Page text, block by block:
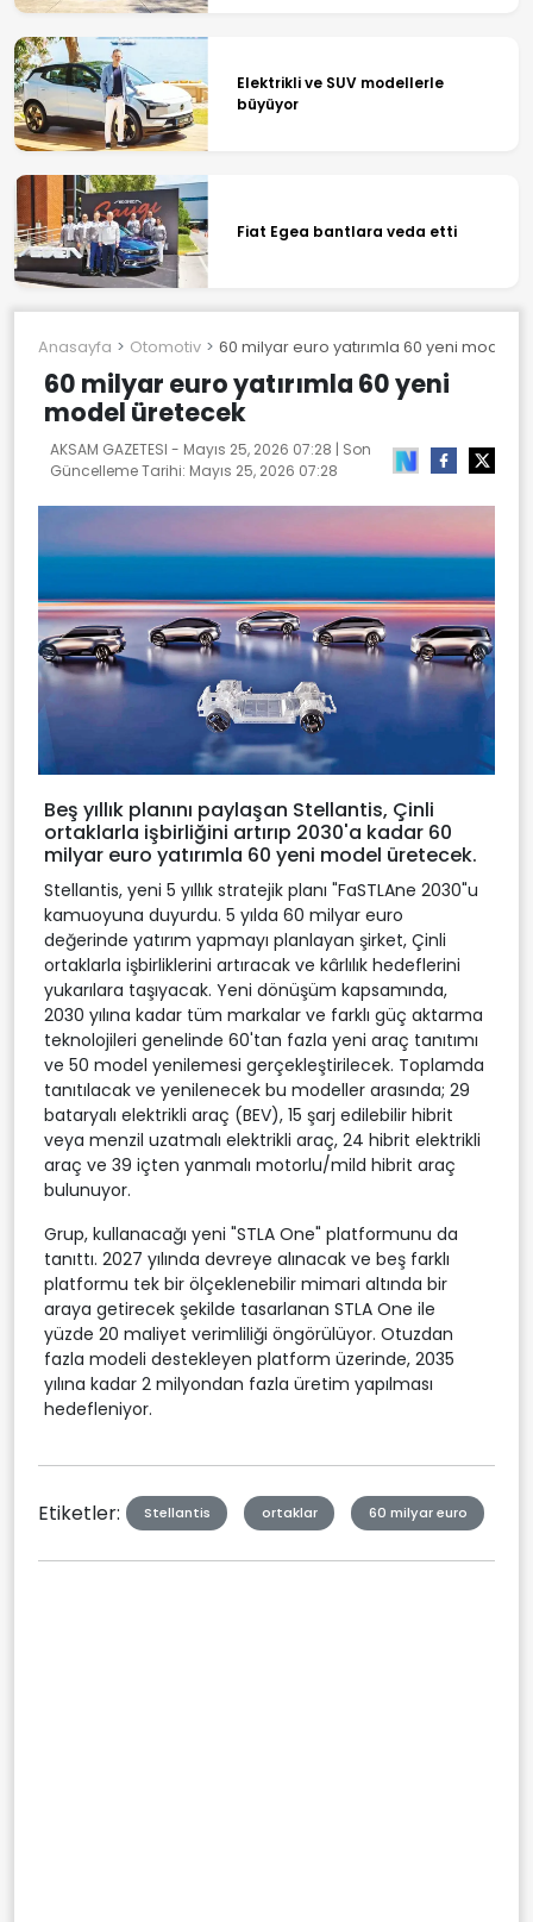
Elektrikli ve SUV modellerle
büyüyor
Fiat Egea bantlara veda etti
Anasayfa Otomotiv 60 milyar euro yatırımla 60 yeni model
60 milyar euro yatırımla 60 yeni
model üretecek
AKSAM GAZETESI - Mayıs 25, 2026 07:28 | Son
Güncelleme Tarihi: Mayıs 25, 2026 07:28
Beş yıllık planını paylaşan Stellantis, Çinli
ortaklarla işbirliğini artırıp 2030'a kadar 60
milyar euro yatırımla 60 yeni model üretecek.
Stellantis, yeni 5 yıllık stratejik planı "FaSTLAne 2030"u
kamuoyuna duyurdu. 5 yılda 60 milyar euro
değerinde yatırım yapmayı planlayan şirket, Çinli
ortaklarla işbirliklerini artıracak ve kârlılık hedeflerini
yukarılara taşıyacak. Yeni dönüşüm kapsamında,
2030 yılına kadar tüm markalar ve farklı güç aktarma
teknolojileri genelinde 60'tan fazla yeni araç tanıtımı
ve 50 model yenilemesi gerçekleştirilecek. Toplamda
tanıtılacak ve yenilenecek bu modeller arasında; 29
bataryalı elektrikli araç (BEV), 15 şarj edilebilir hibrit
veya menzil uzatmalı elektrikli araç, 24 hibrit elektrikli
araç ve 39 içten yanmalı motorlu/mild hibrit araç
bulunuyor.
Grup, kullanacağı yeni "STLA One" platformunu da
tanıttı. 2027 yılında devreye alınacak ve beş farklı
platformu tek bir ölçeklenebilir mimari altında bir
araya getirecek şekilde tasarlanan STLA One ile
yüzde 20 maliyet verimliliği öngörülüyor. Otuzdan
fazla modeli destekleyen platform üzerinde, 2035
yılına kadar 2 milyondan fazla üretim yapılması
hedefleniyor.
Etiketler: Stellantis ortaklar 60 milyar euro